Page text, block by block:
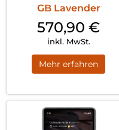
GB Lavender
570,90 €
inkl. MwSt.
Mehr erfahren